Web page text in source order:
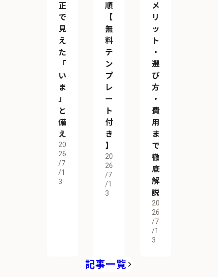
正
で
見
え
た
「
い
ま
」
と
備
え
20
26
/7
/1
3
順
【
無
料
テ
ン
プ
レ
ー
ト
付
き
】
20
26
/7
/1
3
メ
リ
ッ
ト
・
選
び
方
・
費
用
ま
で
徹
底
解
説
20
26
/7
/1
3
記事一覧